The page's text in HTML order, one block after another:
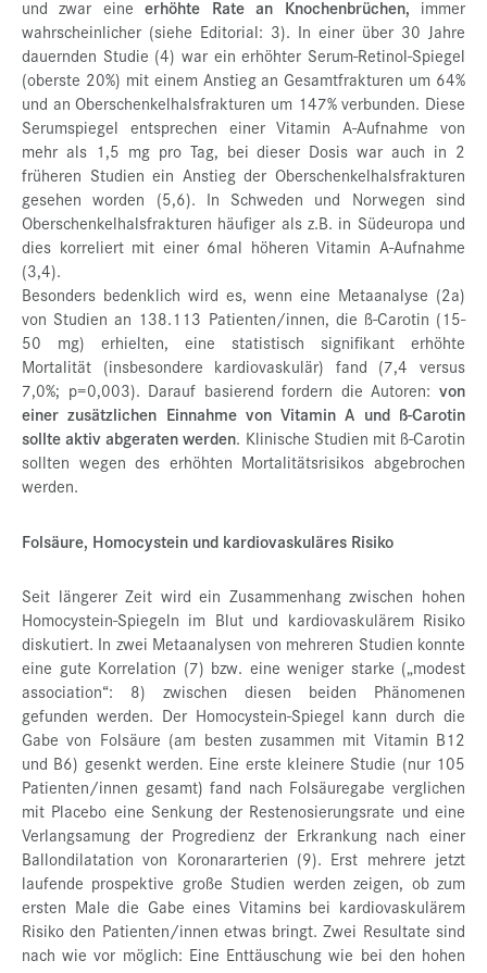
und zwar eineerhöhte Rate an Knochenbrüchen, immer
wahrscheinlicher (siehe Editorial: 3). In einer über 30 Jahre
dauernden Studie (4) war ein erhöhter Serum-Retinol-Spiegel
(oberste 20%) mit einem Anstieg an Gesamtfrakturen um 64%
und an Oberschenkelhalsfrakturen um 147% verbunden. Diese
Serumspiegel entsprechen einer Vitamin A-Aufnahme von
mehr als 1,5 mg pro Tag, bei dieser Dosis war auch in 2
früheren Studien ein Anstieg der Oberschenkelhalsfrakturen
gesehen worden (5,6). In Schweden und Norwegen sind
Oberschenkelhalsfrakturen häufiger als z.B. in Südeuropa und
dies korreliert mit einer 6mal höheren Vitamin A-Aufnahme
(3,4).
Besonders bedenklich wird es, wenn eine Metaanalyse (2a)
von Studien an 138.113 Patienten/innen, die ß-Carotin (15-
50 mg) erhielten, eine statistisch signifikant erhöhte
Mortalität (insbesondere kardiovaskulär) fand (7,4 versus
7,0%; p=0,003). Darauf basierend fordern die Autoren: von
einer zusätzlichen Einnahme von Vitamin A und ß-Carotin
sollte aktiv abgeraten werden. Klinische Studien mit ß-Carotin
sollten wegen des erhöhten Mortalitätsrisikos abgebrochen
werden.
Folsäure, Homocystein und kardiovaskuläres Risiko
Seit längerer Zeit wird ein Zusammenhang zwischen hohen
Homocystein-Spiegeln im Blut und kardiovaskulärem Risiko
diskutiert. In zwei Metaanalysen von mehreren Studien konnte
eine gute Korrelation (7) bzw. eine weniger starke („modest
association“: 8) zwischen diesen beiden Phänomenen
gefunden werden. Der Homocystein-Spiegel kann durch die
Gabe von Folsäure (am besten zusammen mit Vitamin B12
und B6) gesenkt werden. Eine erste kleinere Studie (nur 105
Patienten/innen gesamt) fand nach Folsäuregabe verglichen
mit Placebo eine Senkung der Restenosierungsrate und eine
Verlangsamung der Progredienz der Erkrankung nach einer
Ballondilatation von Koronararterien (9). Erst mehrere jetzt
laufende prospektive große Studien werden zeigen, ob zum
ersten Male die Gabe eines Vitamins bei kardiovaskulärem
Risiko den Patienten/innen etwas bringt. Zwei Resultate sind
nach wie vor möglich: Eine Enttäuschung wie bei den hohen